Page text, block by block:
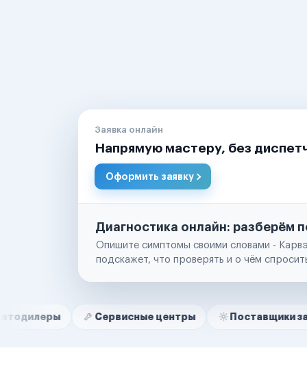
Заявка онлайн
Напрямую мастеру, без
Оформить заявку
Диагностика онлайн: разберём
Опишите симптомы своими словами -
подскажет, что проверять и о чём
Нам доверяют
Сервисные центры Поставщики запчастей
Маркетплейсы